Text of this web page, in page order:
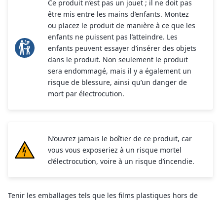
Ce produit n’est pas un jouet ; il ne doit pas
être mis entre les mains d’enfants. Montez
ou placez le produit de manière à ce que les
enfants ne puissent pas l’atteindre. Les
enfants peuvent essayer d’insérer des objets
dans le produit. Non seulement le produit
sera endommagé, mais il y a également un
risque de blessure, ainsi qu’un danger de
mort par électrocution.
N’ouvrez jamais le boîtier de ce produit, car
vous vous exposeriez à un risque mortel
d’électrocution, voire à un risque d’incendie.
Tenir les emballages tels que les films plastiques hors de